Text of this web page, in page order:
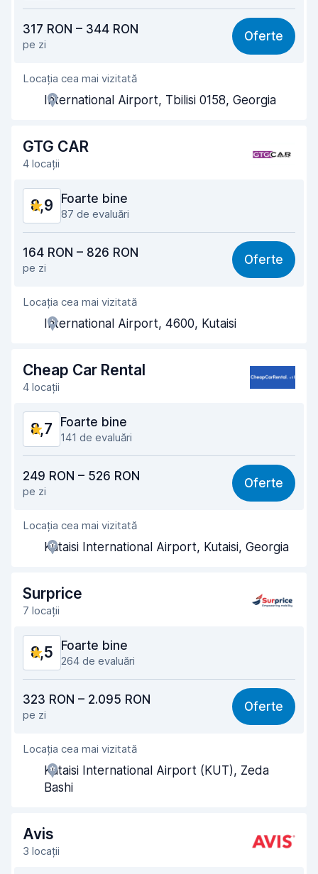
8,6
Ușor de găsit 9,1
Amabilitatea agenților
Rapiditatea preluării
Rapiditatea predării
Curățenia mașinii
Starea mașinii
317 RON – 344 RON
pe zi
Oferte
Locația cea mai vizitată
International Airport, Tbilisi 0158, Georgia
GTG CAR
4 locații
8,9 Foarte bine
87 de evaluări
8,6
Ușor de găsit 8,9
Amabilitatea agenților
Rapiditatea preluării
Rapiditatea predării 9,3
Curățenia mașinii
Starea mașinii
164 RON – 826 RON
pe zi
Oferte
Locația cea mai vizitată
International Airport, 4600, Kutaisi
Cheap Car Rental
4 locații
8,7 Foarte bine
141 de evaluări
8,6
Ușor de găsit 9,0
Amabilitatea agenților
Rapiditatea preluării 8,8
Rapiditatea predării
Curățenia mașinii
Starea mașinii
249 RON – 526 RON
pe zi
Oferte
Locația cea mai vizitată
Kutaisi International Airport, Kutaisi, Georgia
Surprice
7 locații
8,5 Foarte bine
264 de evaluări
7,9
Ușor de găsit 9,3
Amabilitatea agenților
Rapiditatea preluării
Curățenia mașinii 8,2
323 RON – 2.095 RON
pe zi
Oferte
Locația cea mai vizitată
Kutaisi International Airport (KUT), Zeda
Bashi
Avis
3 locații